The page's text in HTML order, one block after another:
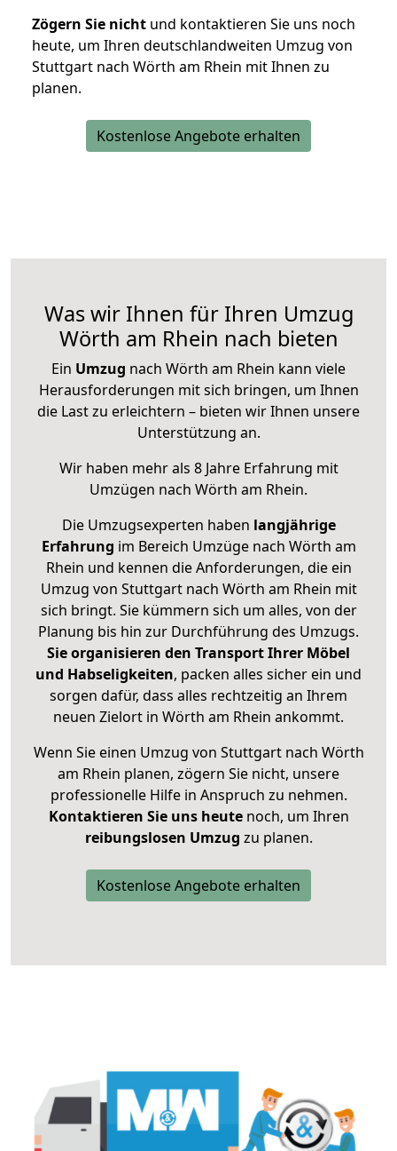
Zögern Sie nicht und kontaktieren Sie uns noch
heute, um Ihren deutschlandweiten Umzug von
Stuttgart nach Wörth am Rhein mit Ihnen zu
planen.
Kostenlose Angebote erhalten
Was wir Ihnen für Ihren Umzug
Wörth am Rhein nach bieten
Ein Umzug nach Wörth am Rhein kann viele
Herausforderungen mit sich bringen, um Ihnen
die Last zu erleichtern – bieten wir Ihnen unsere
Unterstützung an.
Wir haben mehr als 8 Jahre Erfahrung mit
Umzügen nach Wörth am Rhein.
Die Umzugsexperten haben langjährige
Erfahrung im Bereich Umzüge nach Wörth am
Rhein und kennen die Anforderungen, die ein
Umzug von Stuttgart nach Wörth am Rhein mit
sich bringt. Sie kümmern sich um alles, von der
Planung bis hin zur Durchführung des Umzugs.
Sie organisieren den Transport Ihrer Möbel
und Habseligkeiten, packen alles sicher ein und
sorgen dafür, dass alles rechtzeitig an Ihrem
neuen Zielort in Wörth am Rhein ankommt.
Wenn Sie einen Umzug von Stuttgart nach Wörth
am Rhein planen, zögern Sie nicht, unsere
professionelle Hilfe in Anspruch zu nehmen.
Kontaktieren Sie uns heutenoch, um Ihren
reibungslosen Umzug zu planen.
Kostenlose Angebote erhalten